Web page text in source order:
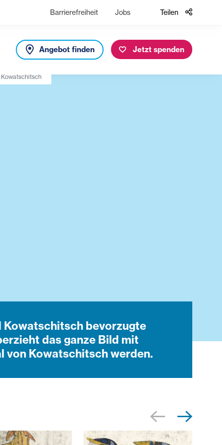
Barrierefreiheit Jobs Teilen
Angebot finden Jetzt spenden
Kowatschitsch bevorzugte
das ganze Bild mit
von Kowatschitsch werden.